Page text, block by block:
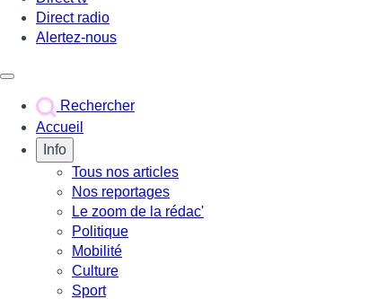
Direct radio
Alertez-nous
Rechercher
Accueil
Info
Tous nos articles
Nos reportages
Le zoom de la rédac'
Politique
Mobilité
Culture
Sport